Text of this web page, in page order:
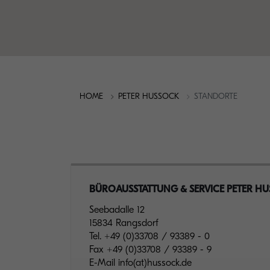
HOME PETER HUSSOCK STANDORTE
BÜROAUSSTATTUNG & SERVICE PETER
Seebadalle 12
15834 Rangsdorf
Tel. +49 (0)33708 / 93389 - 0
Fax +49 (0)33708 / 93389 - 9
E-Mail info(at)hussock.de